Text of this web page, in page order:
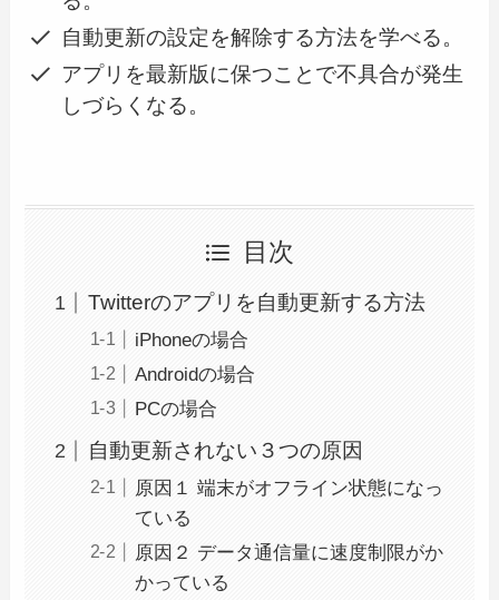
自動更新の設定を解除する方法を学べる。
アプリを最新版に保つことで不具合が発生
しづらくなる。
目次
Twitterのアプリを自動更新する方法
iPhoneの場合
Androidの場合
PCの場合
自動更新されない３つの原因
原因１ 端末がオフライン状態になっ
ている
原因２ データ通信量に速度制限がか
かっている